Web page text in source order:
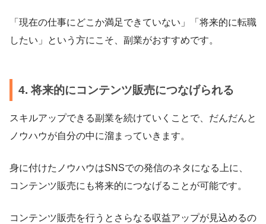
「現在の仕事にどこか満足できていない」「将来的に転職
したい」という方にこそ、副業がおすすめです。
4. 将来的にコンテンツ販売につなげられる
スキルアップできる副業を続けていくことで、だんだんと
ノウハウが自分の中に溜まっていきます。
身に付けたノウハウはSNSでの発信のネタになる上に、
コンテンツ販売にも将来的につなげることが可能です。
コンテンツ販売を行うとさらなる収益アップが見込めるの